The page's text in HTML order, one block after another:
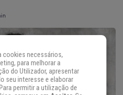
cookies necessários,
para melhorar a
do Utilizador, apresentar
seu interesse e elaborar
permitir a utilização de